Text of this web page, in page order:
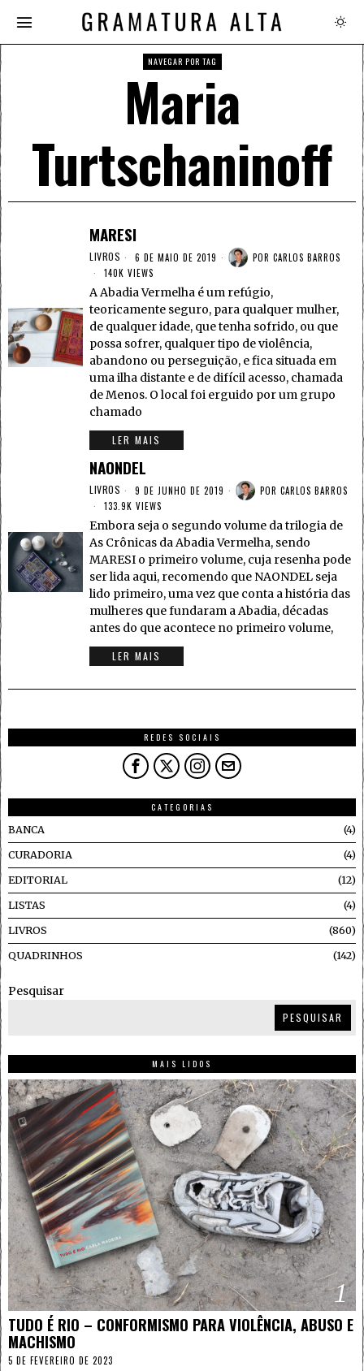
NAVEGAR POR TAG
Maria
Turtschaninoff
MARESI
LIVROS 6 DE MAIO DE 2019 POR CARLOS BARROS
140K VIEWS
A Abadia Vermelha é um refúgio,
teoricamente seguro, para qualquer mulher,
de qualquer idade, que tenha sofrido, ou que
possa sofrer, qualquer tipo de violência,
abandono ou perseguição, e fica situada em
uma ilha distante e de difícil acesso, chamada
de Menos. O local foi erguido por um grupo
chamado
LER MAIS
NAONDEL
LIVROS 9 DE JUNHO DE 2019 POR CARLOS BARROS
133.9K VIEWS
Embora seja o segundo volume da trilogia de
As Crônicas da Abadia Vermelha, sendo
MARESI o primeiro volume, cuja resenha pode
ser lida aqui, recomendo que NAONDEL seja
lido primeiro, uma vez que conta a história das
mulheres que fundaram a Abadia, décadas
antes do que acontece no primeiro volume,
LER MAIS
REDES SOCIAIS
CATEGORIAS
BANCA
4
CURADORIA 4
EDITORIAL 12
LISTAS 4
LIVROS 860
QUADRINHOS 142
Pesquisar
PESQUISAR
MAIS LIDOS
1
TUDO É RIO – CONFORMISMO PARA VIOLÊNCIA, ABUSO E
MACHISMO
5 DE FEVEREIRO DE 2023